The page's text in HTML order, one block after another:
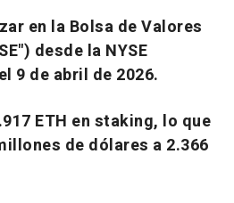
en la Bolsa de Valores
desde la NYSE
9 de abril de 2026.
ETH en staking, lo que
de dólares a 2.366